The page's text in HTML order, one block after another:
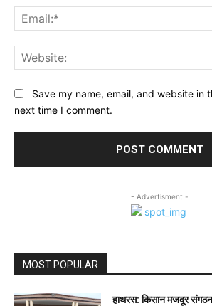
Save my name, email, and website in
next time I comment.
- Advertisment -
MOST POPULAR
हाथरस: किसान मजदूर